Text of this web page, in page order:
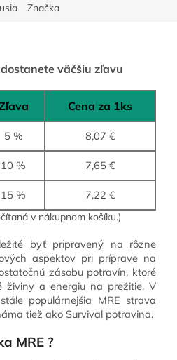
Značka
väčšiu zľavu
Cena za 1ks
5 % 8,07 €
10 % 7,65 €
15 % 7,22 €
v nákupnom košíku.)
byť pripravený na rôzne
aspektov pri príprave na
zásobu potravín, ktoré
živiny a energiu na prežitie. V
populárnejšia MRE strava
tiež ako Survival potravina.
MRE ?